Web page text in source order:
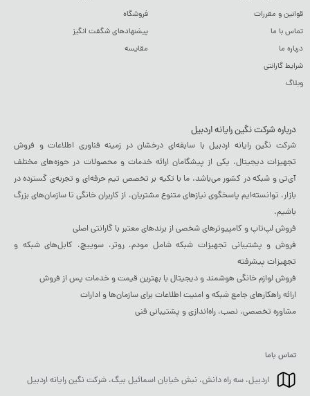
قوانین و مقررات
تماس با ما
درباره ما
شرایط گارانتی
وبلاگ
فروشگاه
پیشنهادهای شگفت انگیز
مقایسه
درباره شرکت نگین رایانه اردبیل
شرکت نگین رایانه اردبیل با سابقه‌ای درخشان در زمینه فناوری اطلاعات و فروش
تجهیزات دیجیتال، یکی از پیشگامان ارائه خدمات و محصولات در حوزه‌های مختلف
آی‌تی و شبکه در کشور می‌باشد. ما با تکیه بر تخصص تیم حرفه‌ای و تجربه‌ی گسترده در
بازار، توانسته‌ایم پاسخگوی نیازهای متنوع مشتریان، از کاربران خانگی تا سازمان‌های بزرگ
باشیم.
فروش لپ‌تاپ و کامپیوترهای شخصی از برندهای معتبر با گارانتی اصلی
فروش و پشتیبانی تجهیزات شبکه شامل مودم، روتر، سوییچ، کابل‌های شبکه و
تجهیزات پیشرفته
فروش لوازم خانگی هوشمند و دیجیتال با بهترین قیمت و خدمات پس از فروش
ارائه راهکارهای جامع شبکه و امنیت اطلاعات برای سازمان‌ها و ادارات
مشاوره تخصصی، نصب، راه‌اندازی و پشتیبانی فنی
تماس باما
اردبیل، سه راه دانش، نبش خیابان اسمائیل بیگ، شرکت نگین رایانه اردبیل